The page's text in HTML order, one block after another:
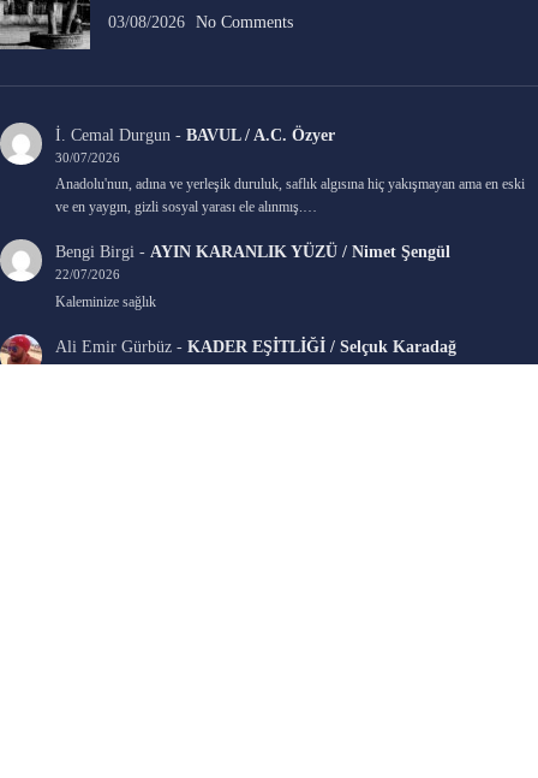
03/08/2026 No Comments
İ. Cemal Durgun - BAVUL / A.C. Özyer
30/07/2026
Anadolu'nun, adına ve yerleşik duruluk, saflık algısına hiç yakışmayan ama en eski
ve en yaygın, gizli sosyal yarası ele alınmış.…
Bengi Birgi- AYIN KARANLIK YÜZÜ / Nimet Şengül
22/07/2026
Kaleminize sağlık
Ali Emir Gürbüz- KADER EŞİTLİĞİ / Selçuk Karadağ